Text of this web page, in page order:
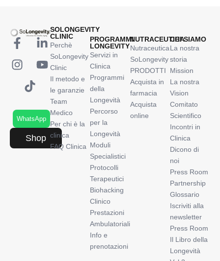
WhatsApp
Shop
SOLONGEVITY
CLINIC
Perchè
SoLongevity
Clinic
Il metodo e
le garanzie
Team
Medico
Per chi è la
clinica
FAQ Clinica
PROGRAMMI
LONGEVITY
Servizi in
Clinica
Programmi
della
Longevità
Percorso
per la
Longevità
Moduli
Specialistici
Protocolli
Terapeutici
Biohacking
Clinico
Prestazioni
Ambulatoriali
Info e
prenotazioni
NUTRACEUTICA
Nutraceutica
SoLongevity
PRODOTTI
Acquista in
farmacia
Acquista
online
CHI SIAMO
La nostra
storia
Mission
La nostra
Vision
Comitato
Scientifico
Incontri in
Clinica
Dicono di
noi
Press Room
Partnership
Glossario
Iscriviti alla
newsletter
Press Room
Il Libro della
Longevità